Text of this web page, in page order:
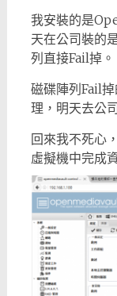
我安裝的是
天在公司裝的
列直接Fail掉。
磁碟陣列Fail
理，明天去公
回來我不死心
虛擬機中完成